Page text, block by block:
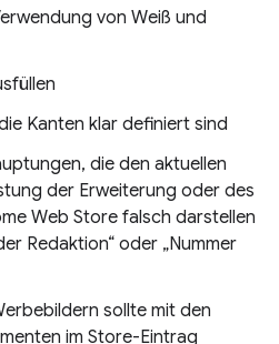
von Weiß und
Kanten klar definiert sind
die den aktuellen
der Erweiterung oder des
Web Store falsch darstellen
Redaktion“ oder „Nummer
sollte mit den
im Store-Eintrag